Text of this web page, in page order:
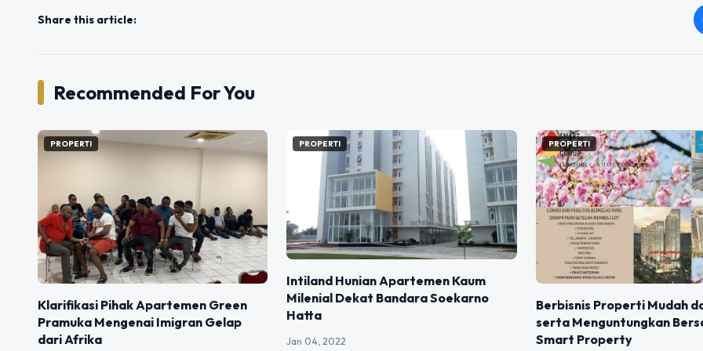
Share this article:
Recommended For You
PROPERTI
Klarifikasi Pihak Apartemen Green
Pramuka Mengenai Imigran Gelap
dari Afrika
PROPERTI
Intiland Hunian Apartemen Kaum
Milenial Dekat Bandara Soekarno
Hatta
Jan 04, 2022
PROPERTI
Berbisnis Properti Mudah
serta Menguntungkan
Smart Property